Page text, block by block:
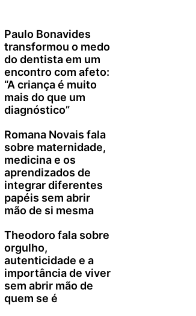
Paulo Bonavides
transformou o medo
do dentista em um
encontro com afeto:
“A criança é muito
mais do que um
diagnóstico”
Romana Novais fala
sobre maternidade,
medicina e os
aprendizados de
integrar diferentes
papéis sem abrir
mão de si mesma
Theodoro fala sobre
orgulho,
autenticidade e a
importância de viver
sem abrir mão de
quem se é